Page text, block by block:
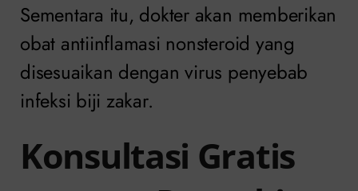
Sementara itu, dokter akan memberikan
obat antiinflamasi nonsteroid yang
disesuaikan dengan virus penyebab
infeksi biji zakar.
Konsultasi Gratis